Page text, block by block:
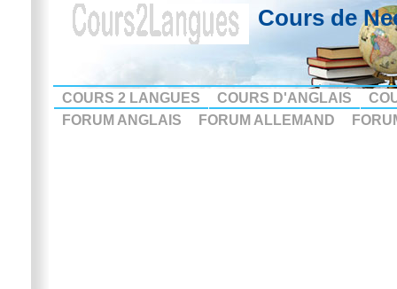
Cours de
COURS 2 LANGUES COURS D'ANGLAIS
FORUM ANGLAIS
FORUM ALLEMAND